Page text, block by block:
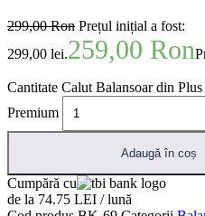
299,00Ron Prețul inițial a fost:
299,00 lei.259,00 Ron
Cantitate Calut Balansoar din
Premium
Adaugă în coș
Cumpără cu
de la 74.75 LEI / lună